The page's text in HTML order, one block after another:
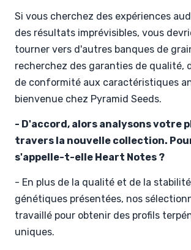
Si vous cherchez des expériences
des résultats imprévisibles, vous
tourner vers d'autres banques de
recherchez des garanties de qualité,
de conformité aux caractéristiques
bienvenue chez Pyramid Seeds.
- D'accord, alors analysons votre
travers la nouvelle collection.
s'appelle-t-elle Heart Notes ?
- En plus de la qualité et de la
génétiques présentées, nos
travaillé pour obtenir des profils
uniques.